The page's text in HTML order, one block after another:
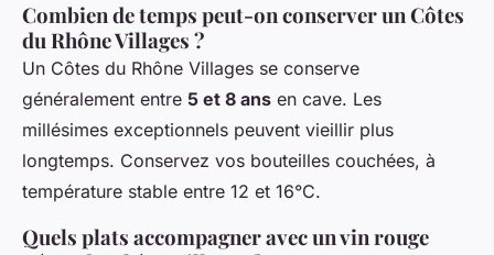
Combien de temps peut-on conserver un Côtes
du Rhône Villages ?
Un Côtes du Rhône Villages se conserve
généralement entre 5 et 8 ans en cave. Les
millésimes exceptionnels peuvent vieillir plus
longtemps. Conservez vos bouteilles couchées, à
température stable entre 12 et 16°C.
Quels plats accompagner avec un vin rouge